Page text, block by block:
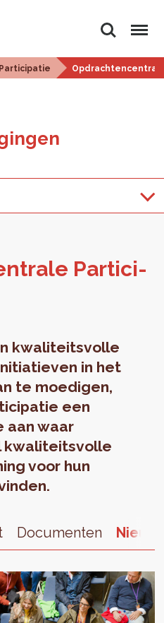
Zoeken Menu
Participatie
Par­ti­ci­
kwaliteitsvolle
in het
te moedigen,
een
aan waar
kwaliteitsvolle
voor hun
Documenten